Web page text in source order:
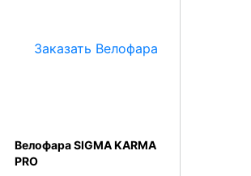
Велофара SIGMA KARMA
PRO